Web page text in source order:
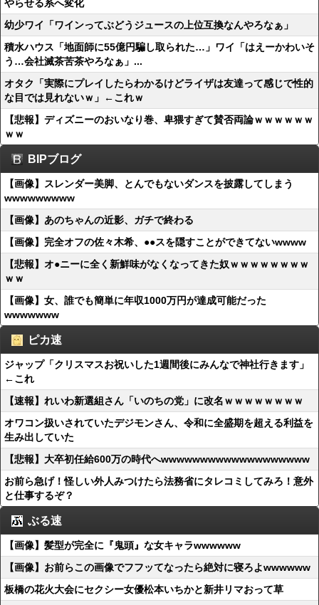
やらせる系へ変化
幼少ワイ「ワインってぶどうジュースの上位互換なんやろなぁ」
積水ハウス「地面師に55億円騙し取られた…」ワイ「はえーかわいそ
う…会社滅茶苦茶やろなぁ」...
オタク「実際にプレイしたらわかるけどライザは友達って感じで性的
な目では見れないｗ」←これｗ
【悲報】ディズニーのおいなり巻、卑猥すぎて賛否両論ｗｗｗｗｗｗ
ｗｗ
BIPブログ
【画像】スレンダー美脚、とんでもないダンスを披露してしまう
wwwwwwwww
【画像】あのちゃんの近影、ガチで終わる
【画像】完全オフの佐々木希、●●スを隠すことができてないwwww
【悲報】オ●ニーに全く新鮮味がなくなってきた奴ｗｗｗｗｗｗｗｗ
ｗｗ
【画像】女、誰でも簡単に年収1000万円が達成可能だった
wwwwwww
ピカ速
ジャップ「クリスマスお祝いした1週間後にみんなで神社行きます」
←これ
【速報】れいわ新選組さん「いのちの党」に改名ｗｗｗｗｗｗｗｗ
オワコン扱いされていたデジモンさん、令和に全盛期を超える利益を
生み出していた
【悲報】大卒初任給600万の時代へwwwwwwwwwwwwwwwwwww
お前ら急げ！怪しい外人みつけたら法務省にタレコミしてみろ！意外
と仕事するぞ？
ぶる速
【画像】髪型が完全に『鬼頭』な女キャラwwwwww
【画像】お前らこの画像でフフッてなったら絶対に寝ろよwwwwww
板橋の花火大会にセクシー女優松本いちかと新井リマおって草